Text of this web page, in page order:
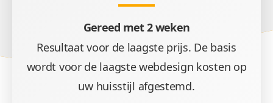
Gereed met 2 weken
Resultaat voor de laagste prijs. De basis
wordt voor de laagste webdesign kosten op
uw huisstijl afgestemd.